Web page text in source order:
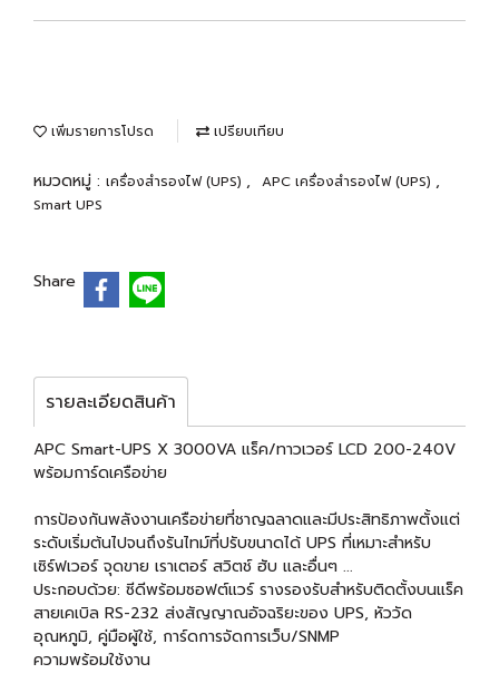
เพิ่มรายการโปรด เปรียบเทียบ
หมวดหมู่ : เครื่องสำรองไฟ (UPS) , APC เครื่องสำรองไฟ (UPS) ,
Smart UPS
Share
รายละเอียดสินค้า
APC Smart-UPS X 3000VA แร็ค/ทาวเวอร์ LCD 200-240V
พร้อมการ์ดเครือข่าย
การป้องกันพลังงานเครือข่ายที่ชาญฉลาดและมีประสิทธิภาพตั้งแต่
ระดับเริ่มต้นไปจนถึงรันไทม์ที่ปรับขนาดได้ UPS ที่เหมาะสำหรับ
เซิร์ฟเวอร์ จุดขาย เราเตอร์ สวิตช์ ฮับ และอื่นๆ ...
ประกอบด้วย: ซีดีพร้อมซอฟต์แวร์ รางรองรับสำหรับติดตั้งบนแร็ค
สายเคเบิล RS-232 ส่งสัญญาณอัจฉริยะของ UPS, หัววัด
อุณหภูมิ, คู่มือผู้ใช้, การ์ดการจัดการเว็บ/SNMP
ความพร้อมใช้งาน